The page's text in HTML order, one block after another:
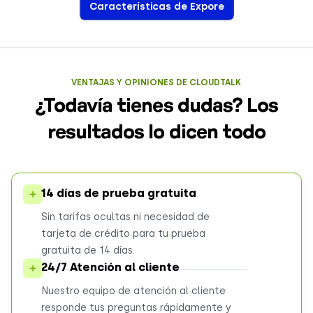
Características de Expore
VENTAJAS Y OPINIONES DE CLOUDTALK
¿Todavía tienes dudas? Los
resultados lo dicen todo
14 días de prueba gratuita
Sin tarifas ocultas ni necesidad de
tarjeta de crédito para tu prueba
gratuita de 14 días.
24/7 Atención al cliente
Nuestro equipo de atención al cliente
responde tus preguntas rápidamente y